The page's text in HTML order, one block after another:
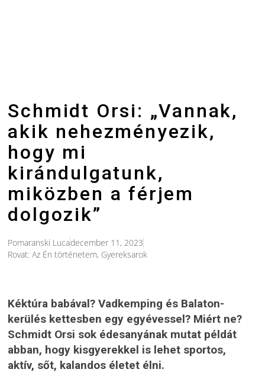
Schmidt Orsi: „Vannak,
akik nehezményezik,
hogy mi
kirándulgatunk,
miközben a férjem
dolgozik”
Pomaranski Lucadecember 11, 2023
Rovat:Az Én történetem, Gyereksarok
Kéktúra babával? Vadkemping és Balaton-
kerülés kettesben egy egyévessel? Miért ne?
Schmidt Orsi sok édesanyának mutat példát
abban, hogy kisgyerekkel is lehet sportos,
aktív, sőt, kalandos életet élni.